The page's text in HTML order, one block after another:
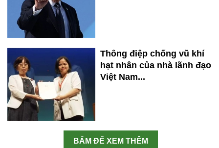
Thông điệp chống vũ khí
hạt nhân của nhà lãnh đạo
Việt Nam...
BẤM ĐỂ XEM THÊM